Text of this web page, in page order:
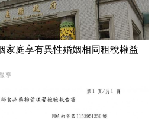
庭享有異性婚姻相同租稅權益
導